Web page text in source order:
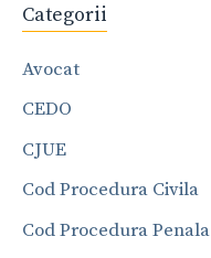
Categorii
Avocat
CEDO
CJUE
Cod Procedura Civila
Cod Procedura Penala